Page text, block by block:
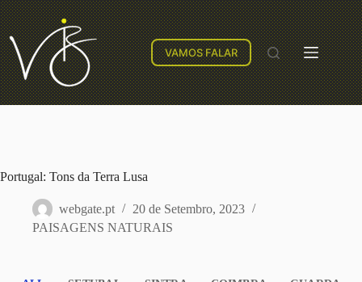
VAMOS FALAR
Portugal: Tons da Terra Lusa
webgate.pt
20 de Setembro, 2023
PAISAGENS NATURAIS